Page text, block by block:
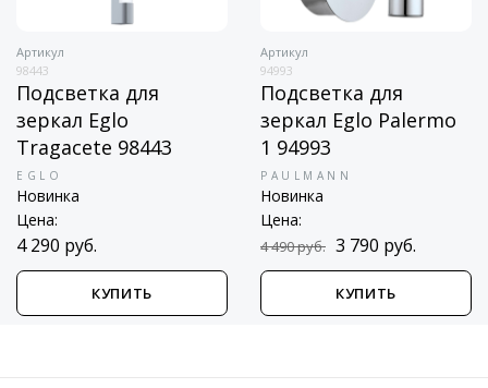
Артикул
98443
Подсветка для
зеркал Eglo
Tragacete 98443
EGLO
Новинка
Цена:
4 290 руб.
КУПИТЬ
Артикул
94993
Подсветка для
зеркал Eglo Palermo
1 94993
PAULMANN
Новинка
Цена:
4 490 руб. 3 790 руб.
КУПИТЬ